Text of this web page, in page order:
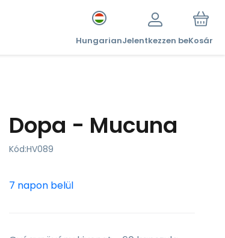
HungarianJelentkezzen beKosár
Dopa - Mucuna
Kód:HV089
7 napon belül